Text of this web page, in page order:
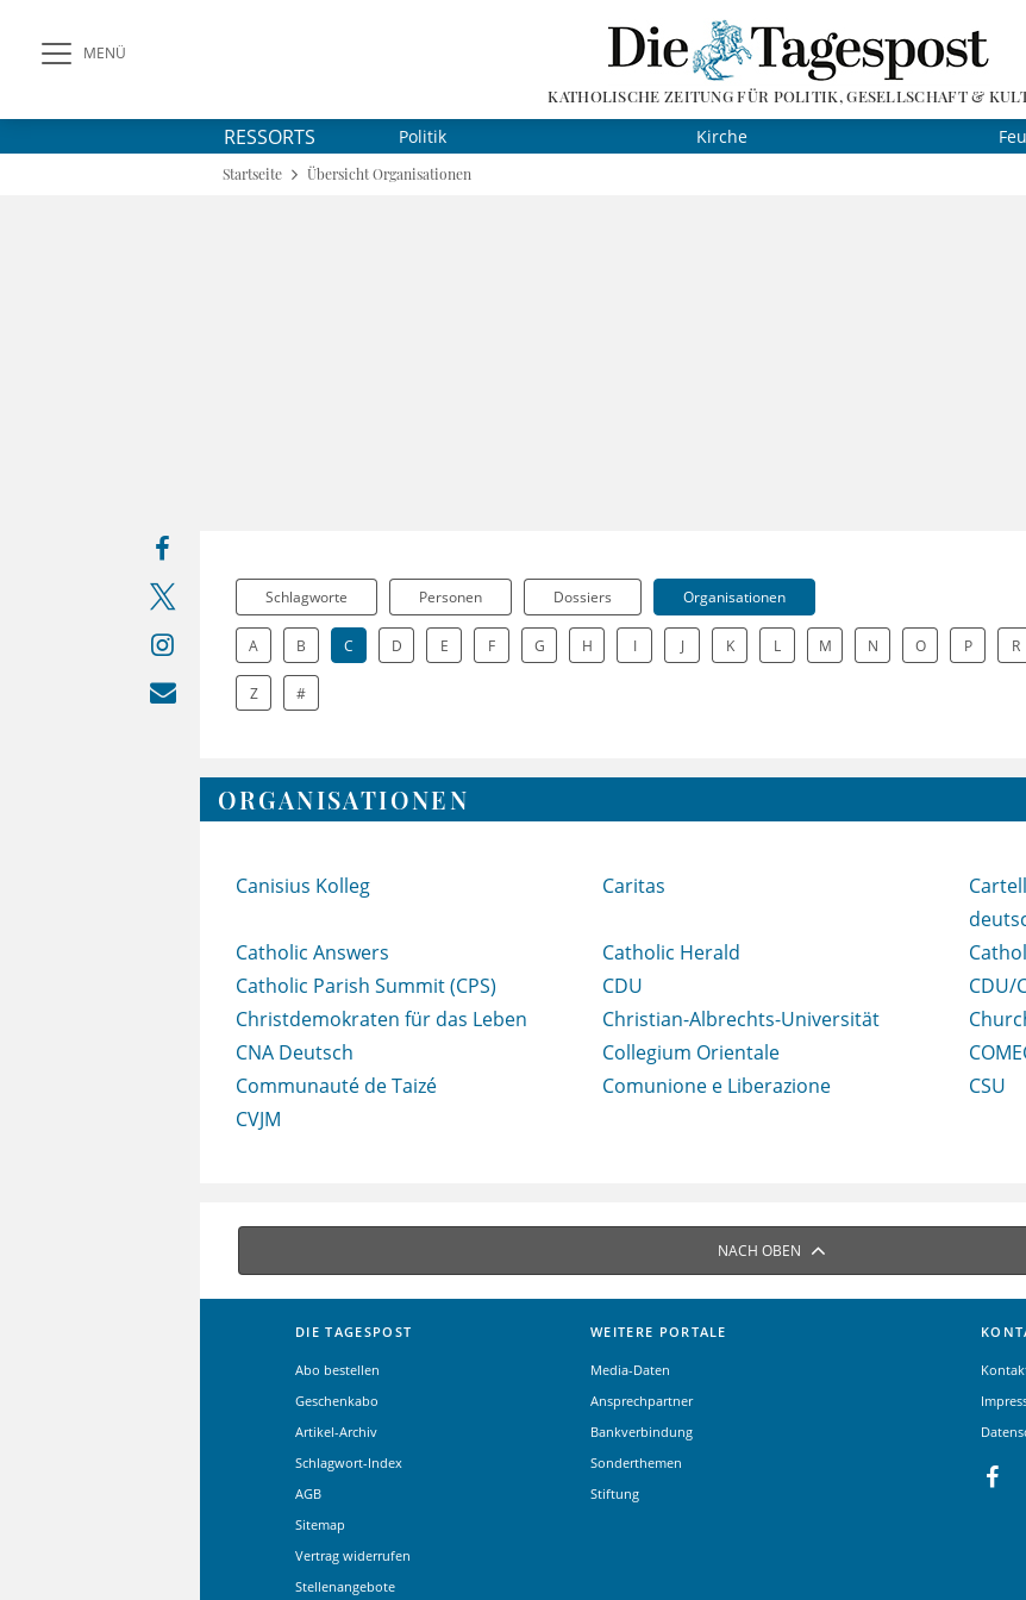
MENÜ
KATHOLISCHE ZEITUNG FÜR POLITIK, GESELLSCHAFT &
RESSORTS Politik Kirche
Startseite Übersicht Organisationen
Schlagworte Personen Dossiers Organisationen
A B C D E F G H I J K L M N O P R
Z #
ORGANISATIONEN
Canisius Kolleg Caritas
Catholic Answers
Catholic Herald
Catholic Parish Summit (CPS)
CDU
CDU/
Christdemokraten für das Leben
Christian-Albrechts-Universität
CNA Deutsch
Collegium Orientale
Communauté de Taizé
Comunione e Liberazione
CSU
CVJM
NACH OBEN
DIE TAGESPOST
Abo bestellen
Geschenkabo
Artikel-Archiv
Schlagwort-Index
AGB
Sitemap
Vertrag widerrufen
Stellenangebote
WEITERE PORTALE
Media-Daten
Ansprechpartner
Bankverbindung
Sonderthemen
Stiftung